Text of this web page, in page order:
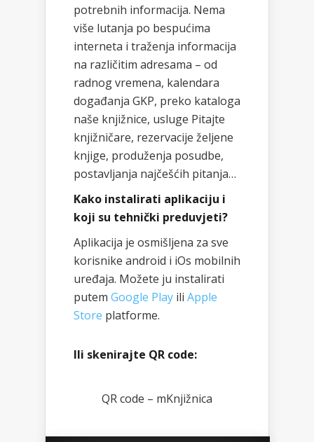
potrebnih informacija. Nema
više lutanja po bespućima
interneta i traženja informacija
na različitim adresama – od
radnog vremena, kalendara
događanja GKP, preko kataloga
naše knjižnice, usluge Pitajte
knjižničare, rezervacije željene
knjige, produženja posudbe,
postavljanja najčešćih pitanja…
Kako instalirati aplikaciju i
koji su tehnički preduvjeti?
Aplikacija je osmišljena za sve
korisnike android i iOs mobilnih
uređaja. Možete ju instalirati
putem Google Play ili Apple
Store platforme.
Ili skenirajte QR code:
QR code – mKnjižnica